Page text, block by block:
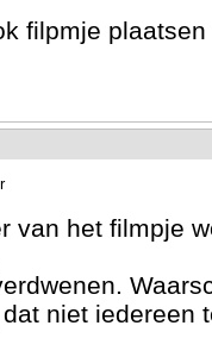
filpmje
van het filmpje
niet iedereen